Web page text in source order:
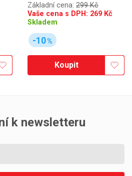
Základní cena: 299 Kč
Vaše cena s DPH: 269 Kč
Skladem
-10%
Koupit
k newsletteru